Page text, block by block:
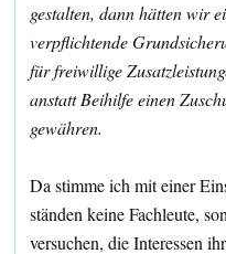
gestalten, dann hätten wir
verpflichtende
für freiwillige
anstatt Beihilfe einen
gewähren.
Da stimme ich mit einer
ständen keine Fachleute,
versuchen, die Interessen